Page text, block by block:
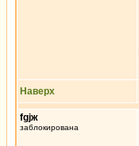
Наверх
fgjж
заблокирована